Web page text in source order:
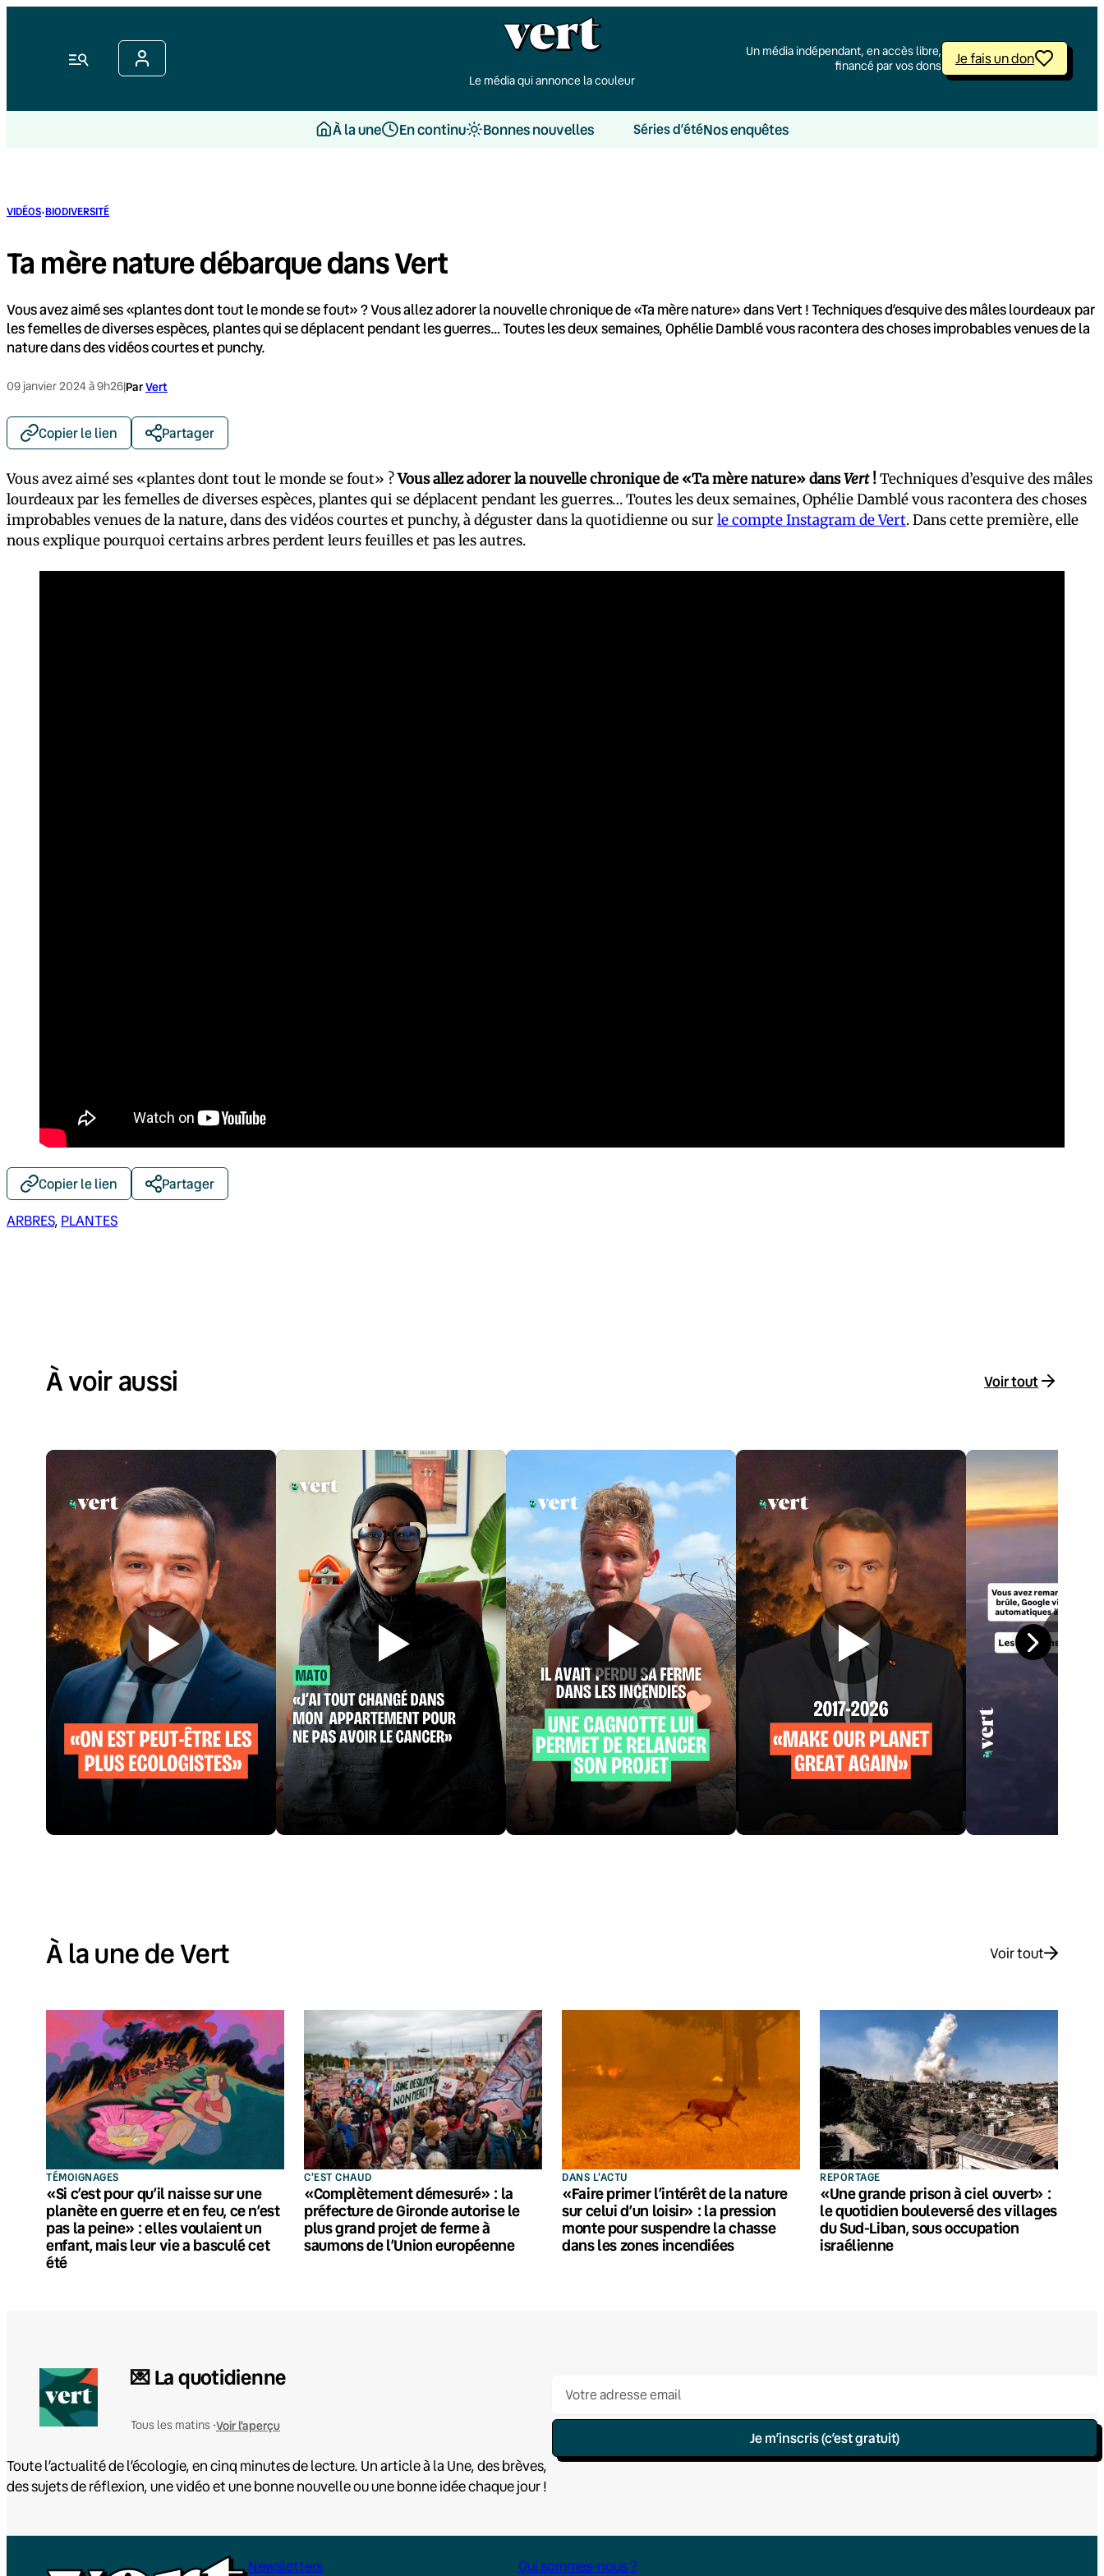
Menu
Le média qui annonce la couleur
Un média indépendant, en accès libre,
financé par vos dons
Je fais un don
À la une En continu Bonnes nouvelles Séries d’étéNos enquêtes
VIDÉOS·BIODIVERSITÉ
Ta mère nature débarque dans Vert
Vous avez aimé ses «plantes dont tout le monde se fout» ? Vous allez adorer la nouvelle chronique de «Ta mère nature» dans Vert ! Techniques d’esquive des mâles lourdeaux par
les femelles de diverses espèces, plantes qui se déplacent pendant les guerres… Toutes les deux semaines, Ophélie Damblé vous racontera des choses improbables venues de la
nature dans des vidéos courtes et punchy.
09 janvier 2024 à 9h26|ParVert
Copier le lien Partager
Vous avez aimé ses «plantes dont tout le monde se fout» ?Vous allez adorer la nouvelle chronique de «Ta mère nature» dansVert!Techniques d’esquive des mâles
lourdeaux par les femelles de diverses espèces, plantes qui se déplacent pendant les guerres… Toutes les deux semaines, Ophélie Damblé vous racontera des choses
improbables venues de la nature, dans des vidéos courtes et punchy, à déguster dans la quotidienne ou surle compte Instagram de Vert. Dans cette première, elle
nous explique pourquoi certains arbres perdent leurs feuilles et pas les autres.
Copier le lien Partager
ARBRES, PLANTES
À voir aussi Voir tout
À la une de Vert Voir tout
TÉMOIGNAGES
«Si c’est pour qu’il naisse sur une
planète en guerre et en feu, ce n’est
pas la peine» : elles voulaient un
enfant, mais leur vie a basculé cet
été
C'EST CHAUD
«Complètement démesuré» : la
préfecture de Gironde autorise le
plus grand projet de ferme à
saumons de l’Union européenne
DANS L'ACTU
«Faire primer l’intérêt de la nature
sur celui d’un loisir» : la pression
monte pour suspendre la chasse
dans les zones incendiées
REPORTAGE
«Une grande prison à ciel ouvert» :
le quotidien bouleversé des villages
du Sud-Liban, sous occupation
israélienne
💌 La quotidienne
Tous les matins •Voir l'aperçu
Toute l’actualité de l’écologie, en cinq minutes de lecture. Un article à la Une, des brèves,
des sujets de réflexion, une vidéo et une bonne nouvelle ou une bonne idée chaque jour !
Je m’inscris (c’est gratuit)
Newsletters Qui sommes-nous ?